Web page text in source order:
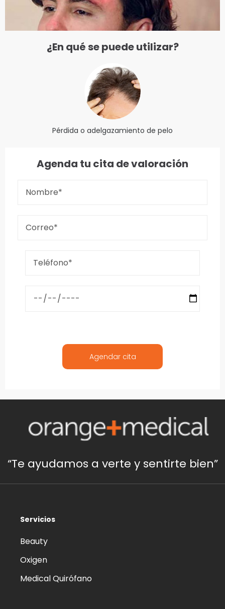
¿En qué se puede utilizar?
Pérdida o adelgazamiento de pelo
Agenda tu cita de valoración
“Te ayudamos a verte y sentirte bien”
Servicios
Beauty
Oxigen
Medical Quirófano